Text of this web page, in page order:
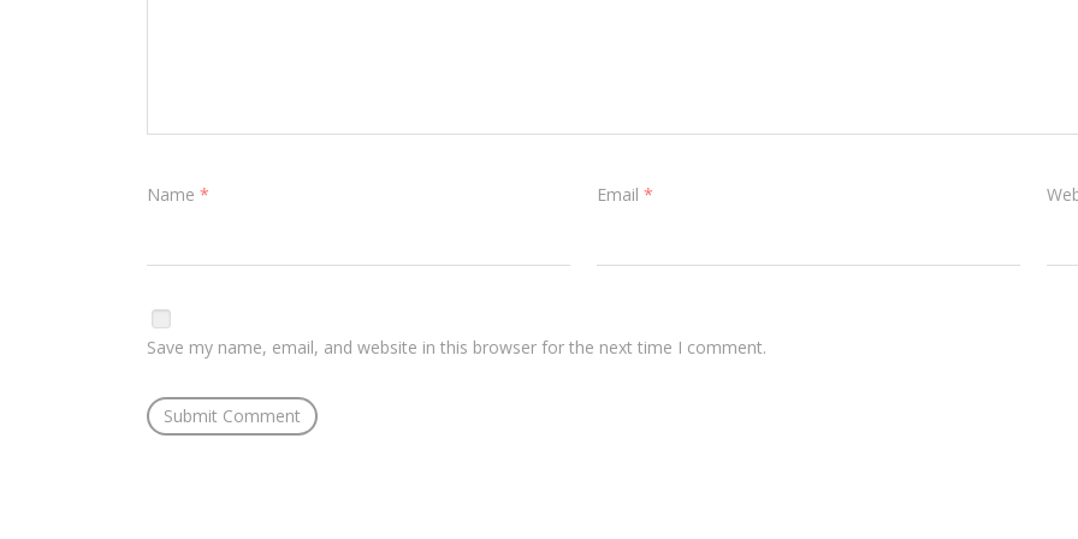
Name * Email *
Save my name, email, and website in this browser for the next time I comment.